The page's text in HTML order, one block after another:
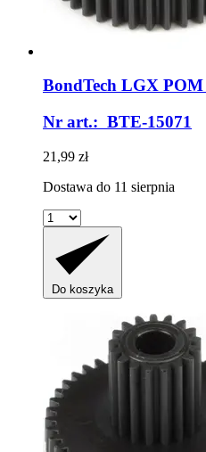
BondTech LGX POM
Nr art.: BTE-15071
21,99 zł
Dostawa do 11 sierpnia
Do koszyka